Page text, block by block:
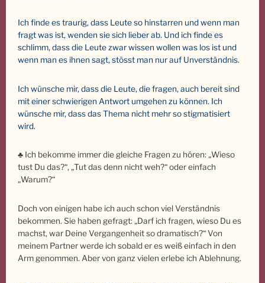
Ich finde es traurig, dass Leute so hinstarren und wenn man
fragt was ist, wenden sie sich lieber ab. Und ich finde es
schlimm, dass die Leute zwar wissen wollen was los ist und
wenn man es ihnen sagt, stösst man nur auf Unverständnis.
Ich wünsche mir, dass die Leute, die fragen, auch bereit sind
mit einer schwierigen Antwort umgehen zu können. Ich
wünsche mir, dass das Thema nicht mehr so stigmatisiert
wird.
♣ Ich bekomme immer die gleiche Fragen zu hören: „Wieso
tust Du das?“, „Tut das denn nicht weh?“ oder einfach
„Warum?“
Doch von einigen habe ich auch schon viel Verständnis
bekommen. Sie haben gefragt: „Darf ich fragen, wieso Du es
machst, war Deine Vergangenheit so dramatisch?“ Von
meinem Partner werde ich sobald er es weiß einfach in den
Arm genommen. Aber von ganz vielen erlebe ich Ablehnung.